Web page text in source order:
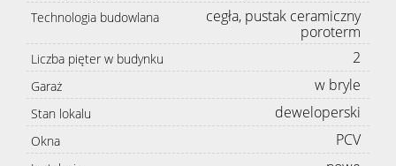
Technologia budowlana
cegła, pustak ceramiczny
poroterm
Liczba pięter w budynku 2
Garaż w bryle
Stan lokalu deweloperski
Okna PCV